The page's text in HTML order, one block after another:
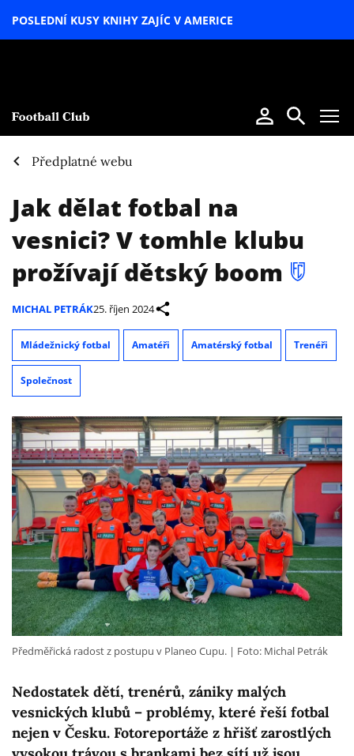
POSLEDNÍ KUSY KNIHY ZAJÍC V AMERICE
Předplatné webu
Jak dělat fotbal na
vesnici? V tomhle klubu
prožívají dětský boom
MICHAL PETRÁK25. říjen 2024
Mládežnický fotbal Amatéři Amatérský fotbal Trenéři
Společnost
Nedostatek dětí, trenérů, zániky malých
vesnických klubů – problémy, které řeší fotbal
nejen v Česku. Fotoreportáže z hřišť zarostlých
Předměřická radost z postupu v Planeo Cupu. Foto: Michal Petrák